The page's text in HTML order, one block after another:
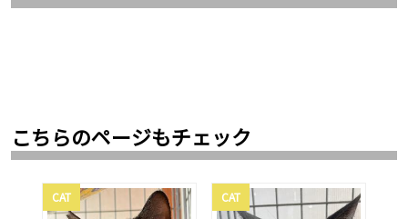
こちらのページもチェック
CAT CAT